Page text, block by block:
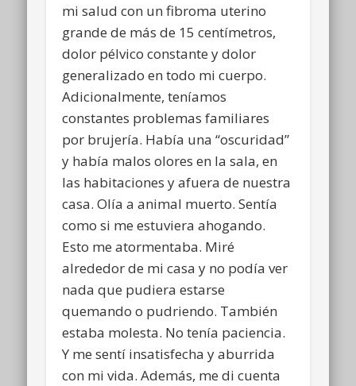
mi salud con un fibroma uterino
grande de más de 15 centímetros,
dolor pélvico constante y dolor
generalizado en todo mi cuerpo.
Adicionalmente, teníamos
constantes problemas familiares
por brujería. Había una “oscuridad”
y había malos olores en la sala, en
las habitaciones y afuera de nuestra
casa. Olía a animal muerto. Sentía
como si me estuviera ahogando.
Esto me atormentaba. Miré
alrededor de mi casa y no podía ver
nada que pudiera estarse
quemando o pudriendo. También
estaba molesta. No tenía paciencia.
Y me sentí insatisfecha y aburrida
con mi vida. Además, me di cuenta